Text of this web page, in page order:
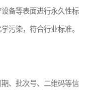
备等表面进行永久性标
污染，符合行业标准。
、批次号、二维码等信